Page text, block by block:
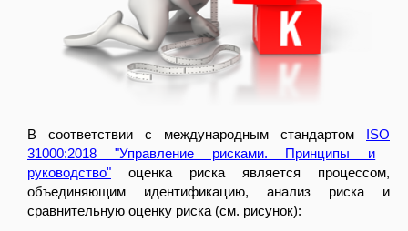
В соответствии с международным стандартом
ISO
31000:2018 "Управление рисками. Принципы и
руководство" оценка риска является процессом,
объединяющим идентификацию, анализ риска и
сравнительную оценку риска (см. рисунок):